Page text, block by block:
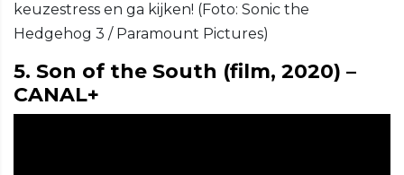
keuzestress en ga kijken! (Foto: Sonic the
Hedgehog 3 / Paramount Pictures)
5. Son of the South (film, 2020) –
CANAL+